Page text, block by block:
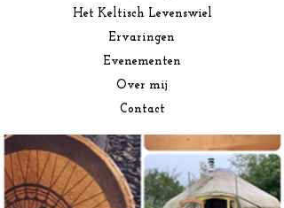
Het Keltisch Levenswiel
Ervaringen
Evenementen
Over mij
Contact